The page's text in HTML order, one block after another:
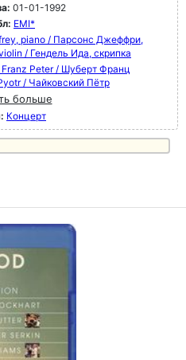
01-01-1992
EMI*
piano / Парсонс Джеффри,
/ Гендель Ида, скрипка
Peter / Шуберт Франц
/ Чайковский Пётр
больше
Концерт